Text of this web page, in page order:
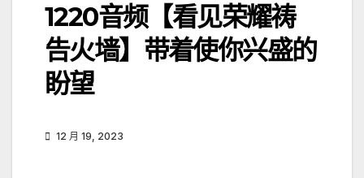
1220音频【看见荣耀祷
告火墙】带着使你兴盛的
盼望
12 月 19, 2023